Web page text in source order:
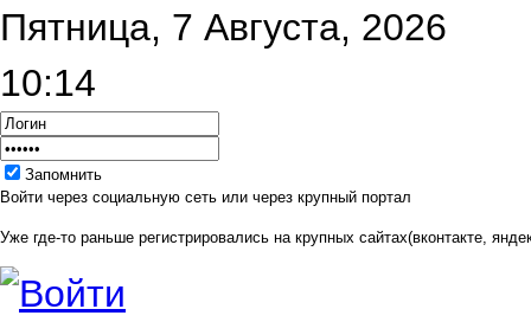
Пятница, 7 Августа, 2026
10:14
Запомнить
Войти через социальную сеть или через крупный портал
Уже где-то раньше регистрировались на крупных сайтах(вконтакте,